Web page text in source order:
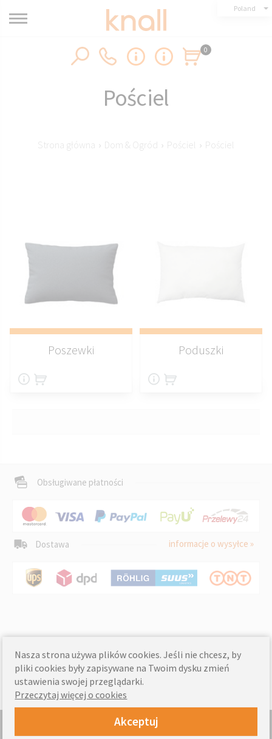
Poland
0
Pościel
Strona główna › Dom & Ogród › Pościel › Pościel
Poszewki Poduszki
Obsługiwane płatności
Dostawa informacje o wysyłce »
Nasza strona używa plików cookies. Jeśli nie chcesz, by
pliki cookies były zapisywane na Twoim dysku zmień
ustawienia swojej przeglądarki.
Przeczytaj więcej o cookies
Akceptuj